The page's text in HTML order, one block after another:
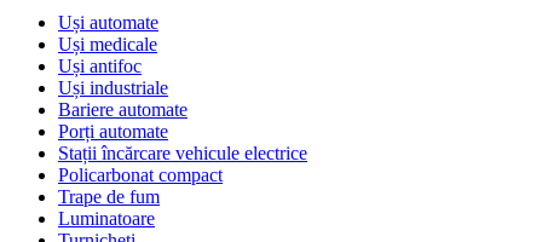
Uși automate
Uși medicale
Uși antifoc
Uși industriale
Bariere automate
Porți automate
Stații încărcare vehicule electrice
Policarbonat compact
Trape de fum
Luminatoare